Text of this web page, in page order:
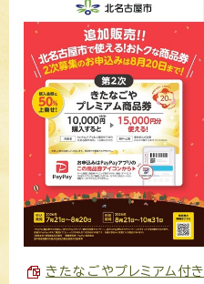
きたなごやプレミアム付